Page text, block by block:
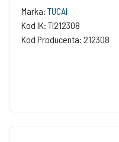
Marka: TUCAI
Kod IK: TI212308
Kod Producenta: 212308